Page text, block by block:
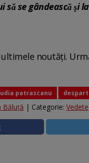
se gândească şi
noutăți.
patrascanu
Băluță | Categorie: Vedete